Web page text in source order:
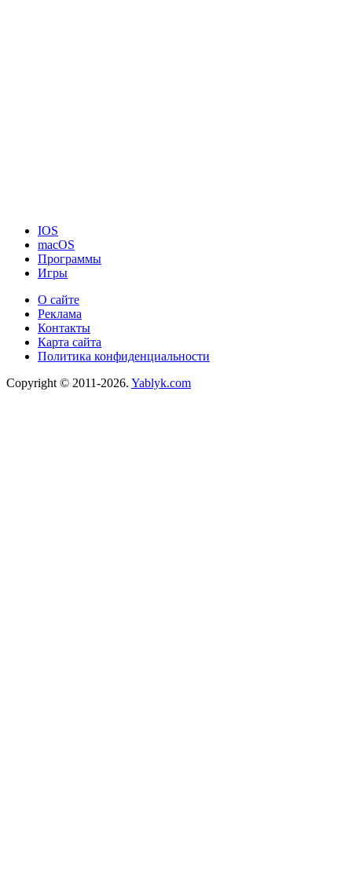
IOS
macOS
Программы
Игры
О сайте
Реклама
Контакты
Карта сайта
Политика конфиденциальности
Copyright © 2011-2026. Yablyk.сom